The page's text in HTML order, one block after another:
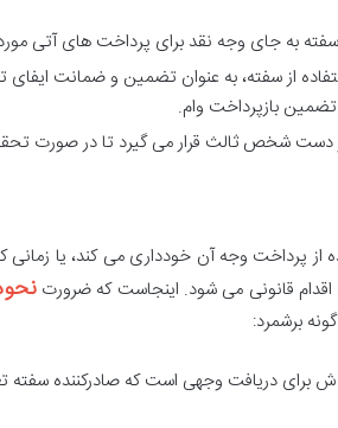
به جای وجه نقد برای پرداخت های آتی مورد
استفاده از سفته، به عنوان تضمین و ضمانت
تضمین بازپرداخت وام.
دست شخص ثالث قرار می گیرد تا در صورت
از پرداخت وجه آن خودداری می کند، یا
اقدام قانونی می شود. اینجاست که ضرورت
برشمرد:
برای دریافت وجهی است که صادرکننده سفته